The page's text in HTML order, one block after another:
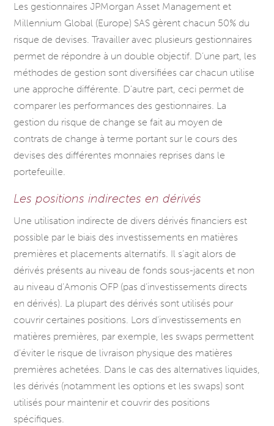
Les gestionnaires JPMorgan Asset Management et
Millennium Global (Europe) SAS gèrent chacun 50% du
risque de devises. Travailler avec plusieurs gestionnaires
permet de répondre à un double objectif. D’une part, les
méthodes de gestion sont diversifiées car chacun utilise
une approche différente. D’autre part, ceci permet de
comparer les performances des gestionnaires. La
gestion du risque de change se fait au moyen de
contrats de change à terme portant sur le cours des
devises des différentes monnaies reprises dans le
portefeuille.
Les positions indirectes en dérivés
Une utilisation indirecte de divers dérivés financiers est
possible par le biais des investissements en matières
premières et placements alternatifs. Il s’agit alors de
dérivés présents au niveau de fonds sous-jacents et non
au niveau d’Amonis OFP (pas d’investissements directs
en dérivés). La plupart des dérivés sont utilisés pour
couvrir certaines positions. Lors d’investissements en
matières premières, par exemple, les swaps permettent
d’éviter le risque de livraison physique des matières
premières achetées. Dans le cas des alternatives liquides,
les dérivés (notamment les options et les swaps) sont
utilisés pour maintenir et couvrir des positions
spécifiques.